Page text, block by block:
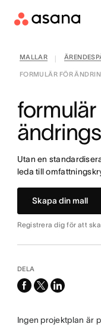
MALLAR
FORMULÄR FÖR
Utan en
leda till
Skapa din mall
Registrera dig för att
DELA
facebook
x-
linkedin
Ingen projektplan är